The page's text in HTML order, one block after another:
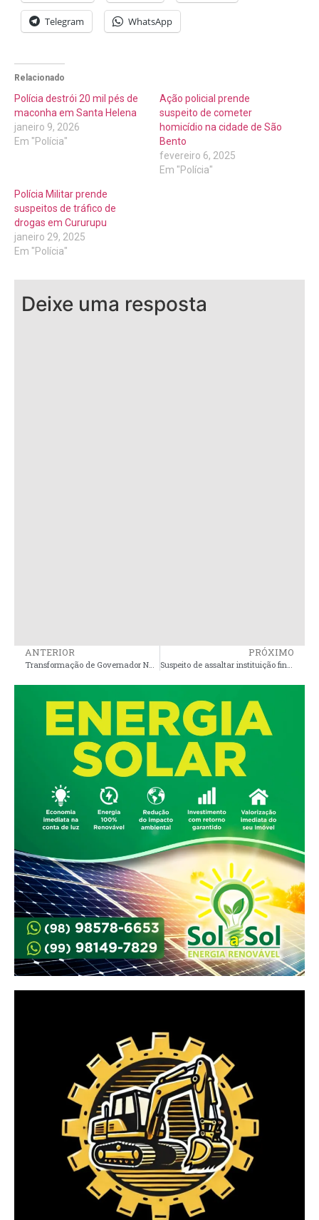
Telegram WhatsApp
Relacionado
Polícia destrói 20 mil pés de
maconha em Santa Helena
janeiro 9, 2026
Em "Polícia"
Ação policial prende
suspeito de cometer
homicídio na cidade de São
Bento
fevereiro 6, 2025
Em "Polícia"
Polícia Militar prende
suspeitos de tráfico de
drogas em Cururupu
janeiro 29, 2025
Em "Polícia"
Deixe uma resposta
ANTERIOR PRÓXIMO